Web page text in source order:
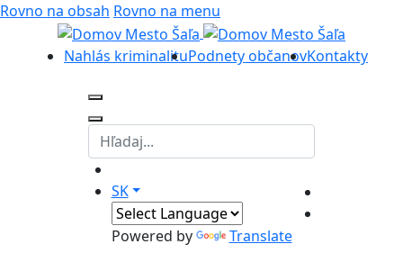
Rovno na obsah Rovno na menu
Nahlás kriminalituPodnety občanovKontakty
SK
Powered by
Translate